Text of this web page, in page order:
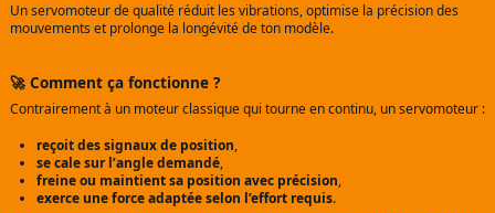
Un servomoteur de qualité réduit les vibrations, optimise la précision des
mouvements et prolonge la longévité de ton modèle.
🚀 Comment ça fonctionne ?
Contrairement à un moteur classique qui tourne en continu, un servomoteur :
reçoit des signaux de position,
se cale sur l’angle demandé,
freine ou maintient sa position avec précision,
exerce une force adaptée selon l’effort requis.